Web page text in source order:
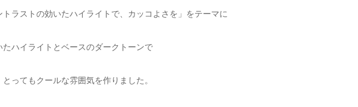
ラストの効いたハイライトで、カッコよさを」をテーマに
ハイライトとベースのダークトーンで
ってもクールな雰囲気を作りました。